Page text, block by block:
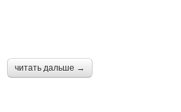
читать дальше →